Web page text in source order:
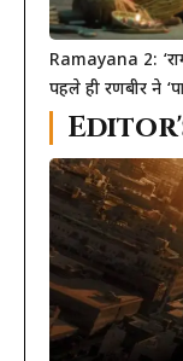
Ramayana 2:
पहले ही रणबीर ने